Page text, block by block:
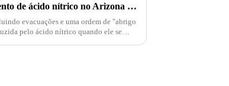
Moradores são evacuados após vazamento de ácido nítrico no Arizona – Mas o que é esse ácido?
evacuações e uma ordem de "abrigo
pelo ácido nítrico quando ele se